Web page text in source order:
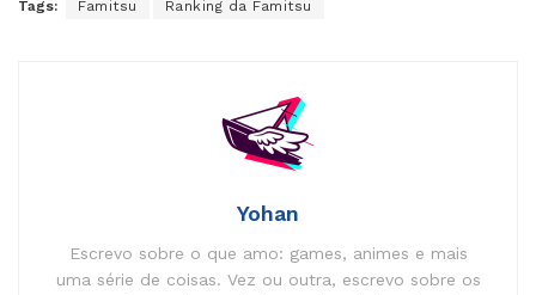
Tags: Famitsu Ranking da Famitsu
Yohan
Escrevo sobre o que amo: games, animes e mais
uma série de coisas. Vez ou outra, escrevo sobre os